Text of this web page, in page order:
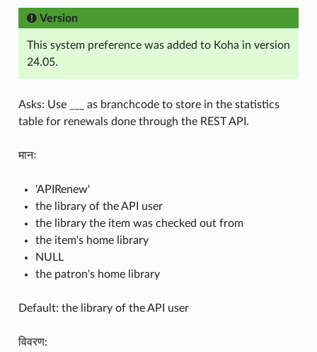
Version
This system preference was added to Koha in version
24.05.
Asks: Use ___ as branchcode to store in the statistics
table for renewals done through the REST API.
मानः
'APIRenew'
the library of the API user
the library the item was checked out from
the item's home library
NULL
the patron's home library
Default: the library of the API user
विवरण: